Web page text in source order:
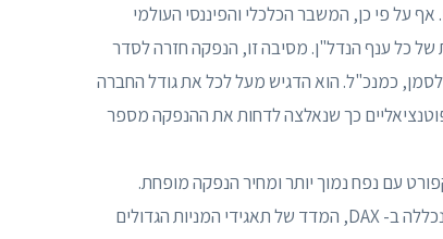
אנינגטון עלה לראשונה על רף 500 מיליון יורו. אף על פי כן, המשבר הכלכלי והפיננסי העולמי
של כל ענף הנדל"ן. מסיבה זו, הנפקה חזרה לסדר
כמנכ"ל. הוא הדגיש מעל לכל את גודל החברה
כך שנאלצה לדחות את ההנפקה מספר
שנתיים לאחר מכן הפכה החברה לנציגה הראשונה של תעשיית הנדל"ן שנכללה ב- DAX, המדד של תאגידי המניות הגדולים